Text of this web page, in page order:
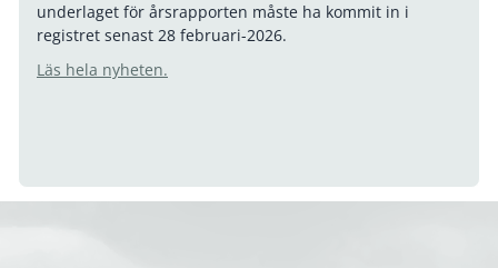
underlaget för årsrapporten måste ha kommit in i
registret senast 28 februari-2026.
Läs hela nyheten.